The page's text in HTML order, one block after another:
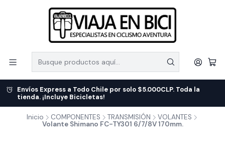
Envíos Express a Todo Chile por solo $5.000CLP. Toda la
tienda. ¡Incluye Bicicletas!
Inicio COMPONENTES TRANSMISIÓN
VOLANTES
Volante Shimano FC-TY301 6/7/8V 170mm.